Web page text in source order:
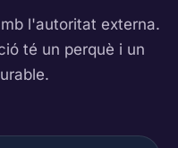
l'autoritat externa.
té un perquè i un